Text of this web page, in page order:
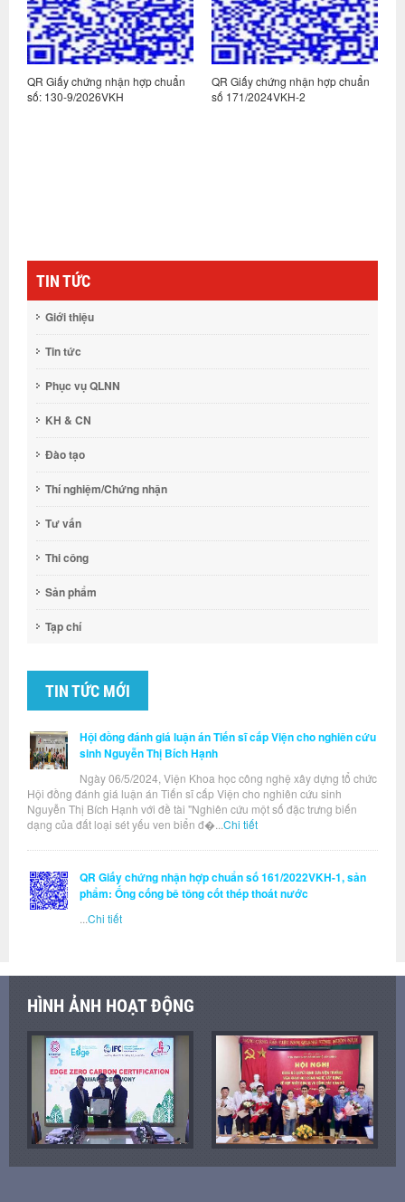
QR Giấy chứng nhận hợp chuẩn
số: 130-9/2026VKH
QR Giấy chứng nhận hợp chuẩn
số 171/2024VKH-2
TIN TỨC
Giới thiệu
Tin tức
Phục vụ QLNN
KH & CN
Đào tạo
Thí nghiệm/Chứng nhận
Tư vấn
Thi công
Sản phẩm
Tạp chí
TIN TỨC MỚI
Hội đồng đánh giá luận án Tiến sĩ cấp Viện cho nghiên cứu
sinh Nguyễn Thị Bích Hạnh
Ngày 06/5/2024, Viện Khoa học công nghệ xây dựng tổ chức
Hội đồng đánh giá luận án Tiến sĩ cấp Viện cho nghiên cứu sinh
Nguyễn Thị Bích Hạnh với đề tài "Nghiên cứu một số đặc trưng biến
dạng của đất loại sét yếu ven biển đ�... Chi tiết
QR Giấy chứng nhận hợp chuẩn số 161/2022VKH-1, sản
phẩm: Ống cống bê tông cốt thép thoát nước
Chi tiết
HÌNH ẢNH HOẠT ĐỘNG